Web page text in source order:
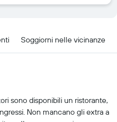
Soggiorni nelle vicinanze
sono disponibili un ristorante,
Non mancano gli extra a